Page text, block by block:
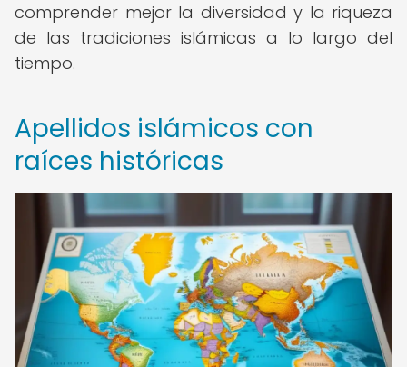
comprender mejor la diversidad y la riqueza
de las tradiciones islámicas a lo largo del
tiempo.
Apellidos islámicos con
raíces históricas